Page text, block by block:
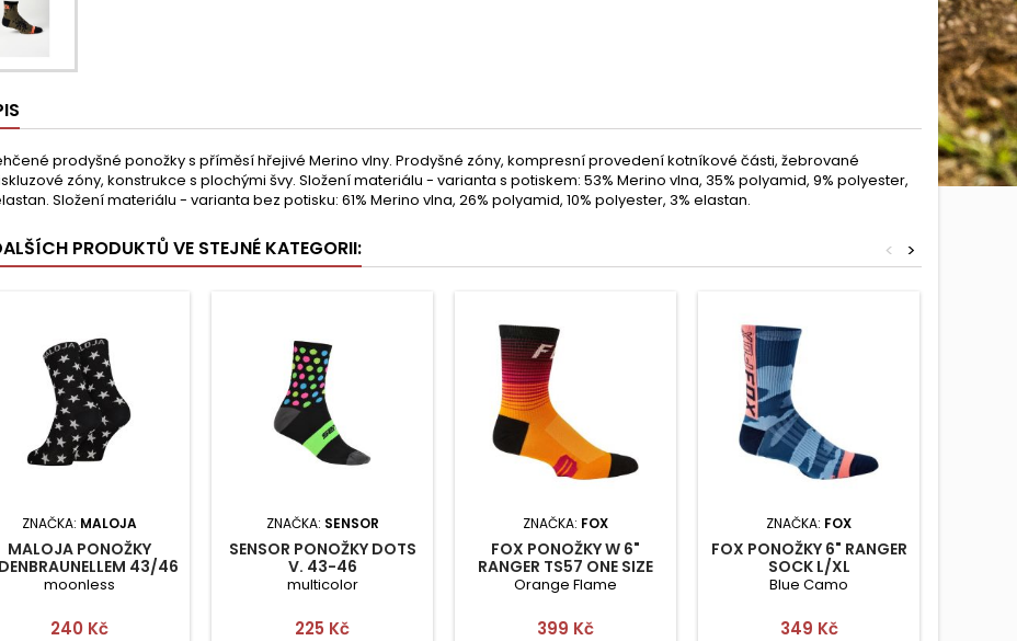
prodyšné ponožky s příměsí hřejivé Merino vlny. Prodyšné zóny, kompresní provedení kotníkové části, žebrované
zóny, konstrukce s plochými švy. Složení materiálu - varianta s potiskem: 53% Merino vlna, 35% polyamid, 9% polyester,
Složení materiálu - varianta bez potisku: 61% Merino vlna, 26% polyamid, 10% polyester, 3% elastan.
PRODUKTŮ VE STEJNÉ KATEGORII: >
<
ZNAČKA: MALOJA
MALOJA PONOŽKY
43/46
moonless
Cena
240 Kč
ZNAČKA: SENSOR
SENSOR PONOŽKY DOTS
V. 43-46
multicolor
Cena
225 Kč
ZNAČKA: FOX
FOX PONOŽKY W 6"
RANGER TS57 ONE SIZE
Orange Flame
Cena
399 Kč
ZNAČKA: FOX
FOX PONOŽKY 6" RANGER
SOCK L/XL
Blue Camo
Cena
349 Kč